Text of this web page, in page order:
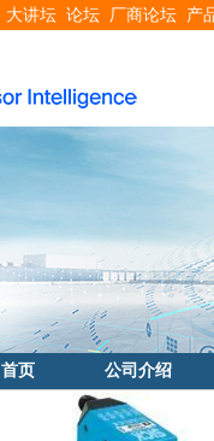
大讲坛 论坛 厂商论坛 产
首页 公司介绍